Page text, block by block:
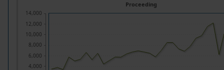
Proceeding
4,000
6,000
8,000
10,000
12,000
14,000